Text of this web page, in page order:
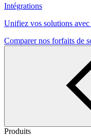
Intégrations
Unifiez vos solutions
Comparer nos forfaits de
Produits